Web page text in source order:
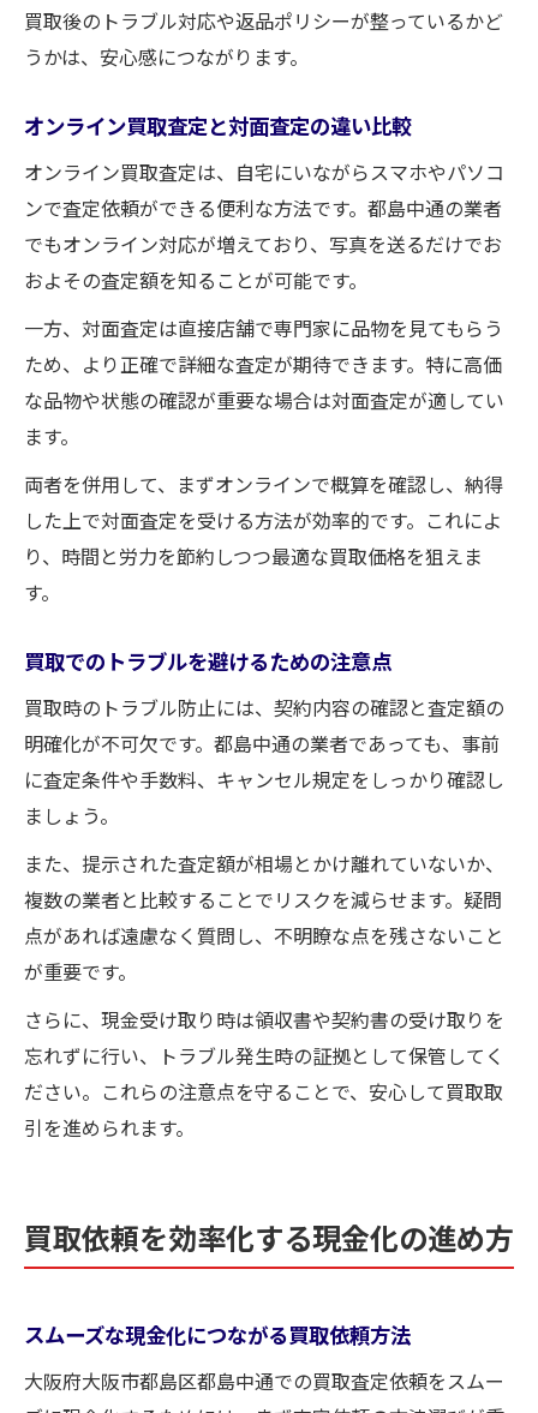
買取後のトラブル対応や返品ポリシーが整っているかど
うかは、安心感につながります。
オンライン買取査定と対面査定の違い比較
オンライン買取査定は、自宅にいながらスマホやパソコ
ンで査定依頼ができる便利な方法です。都島中通の業者
でもオンライン対応が増えており、写真を送るだけでお
およその査定額を知ることが可能です。
一方、対面査定は直接店舗で専門家に品物を見てもらう
ため、より正確で詳細な査定が期待できます。特に高価
な品物や状態の確認が重要な場合は対面査定が適してい
ます。
両者を併用して、まずオンラインで概算を確認し、納得
した上で対面査定を受ける方法が効率的です。これによ
り、時間と労力を節約しつつ最適な買取価格を狙えま
す。
買取でのトラブルを避けるための注意点
買取時のトラブル防止には、契約内容の確認と査定額の
明確化が不可欠です。都島中通の業者であっても、事前
に査定条件や手数料、キャンセル規定をしっかり確認し
ましょう。
また、提示された査定額が相場とかけ離れていないか、
複数の業者と比較することでリスクを減らせます。疑問
点があれば遠慮なく質問し、不明瞭な点を残さないこと
が重要です。
さらに、現金受け取り時は領収書や契約書の受け取りを
忘れずに行い、トラブル発生時の証拠として保管してく
ださい。これらの注意点を守ることで、安心して買取取
引を進められます。
買取依頼を効率化する現金化の進め方
スムーズな現金化につながる買取依頼方法
大阪府大阪市都島区都島中通での買取査定依頼をスムー